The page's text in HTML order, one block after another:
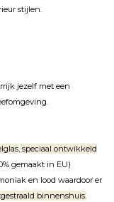
stijlen.
jezelf met een
, speciaal ontwikkeld
gemaakt in EU)
en lood waardoor er
binnenshuis.